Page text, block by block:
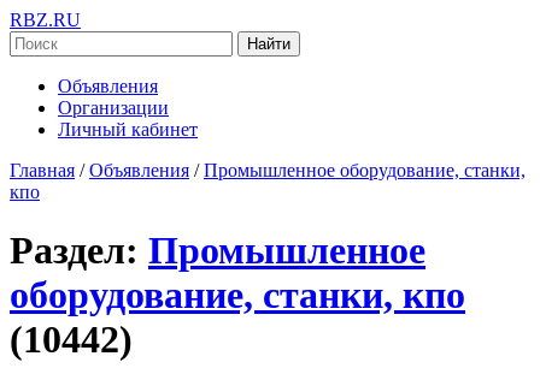
RBZ.RU
Найти
Объявления
Организации
Личный кабинет
Главная / Объявления / Промышленное оборудование, станки,
кпо
Раздел: Промышленное
оборудование, станки, кпо
(10442)